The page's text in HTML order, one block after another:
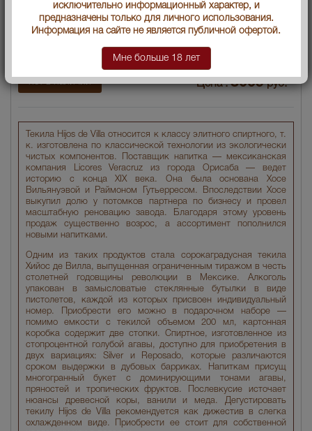
Текила Hijos de Villa относится к классу элитного спиртного, т.
к. изготовлена по классической технологии из экологически
чистых компонентов. Поставщик напитка — мексиканская
компания Licores Veracruz из города Орисаба — ведет
историю с конца XIX века. Она была основана Хосе
Вильянуэвой и Раймоном Гутьерресом. Впоследствии Хосе
выкупил долю у потомков партнера по бизнесу и провел
масштабную реновацию завода. Благодаря этому уровень
продаж существенно возрос, а ассортимент пополнился
новыми напитками.
Одним из таких продуктов стала сорокаградусная текила
Хийос де Вилла, выпущенная ограниченным тиражом в честь
столетней годовщины революции в Мексике. Алкоголь
упакован в замысловатые стеклянные бутылки в виде
пистолетов, каждой из которых присвоен индивидуальный
номер. Приобрести его можно в подарочном наборе —
помимо емкости с текилой объемом 200 мл, картонная
коробка содержит две стопки. Спиртное, изготовленное из
стопроцентной голубой агавы, доступно для приобретения в
двух вариациях: Silver и Reposado, которые различаются
сроком выдержки в дубовых барриках. Напиткам присущ
многогранный букет с доминирующими тонами агавы,
пряностей и тропических фруктов. Послевкусие источает
нюансы древесной коры, ванили и меда. Дегустировать
текилу Hijos de Villa рекомендуется как дижестив в слегка
охлажденном виде. Приобрести ее стоит для собственной
Производитель
"ЛИКОРЕС ВЕРАКРУЗ, С.А.
де К.В."
Только самовывоз
нет в наличии Цена :3009руб.
исключительно информационный характер, и
предназначены только для личного использования.
Информация на сайте не является публичной офертой.
Мне больше 18 лет